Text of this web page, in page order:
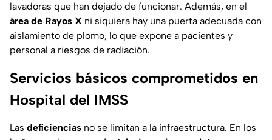
lavadoras que han dejado de funcionar. Además, en el
área de Rayos X ni siquiera hay una puerta adecuada con
aislamiento de plomo, lo que expone a pacientes y
personal a riesgos de radiación.
Servicios básicos comprometidos en
Hospital del IMSS
Las deficiencias no se limitan a la infraestructura. En los